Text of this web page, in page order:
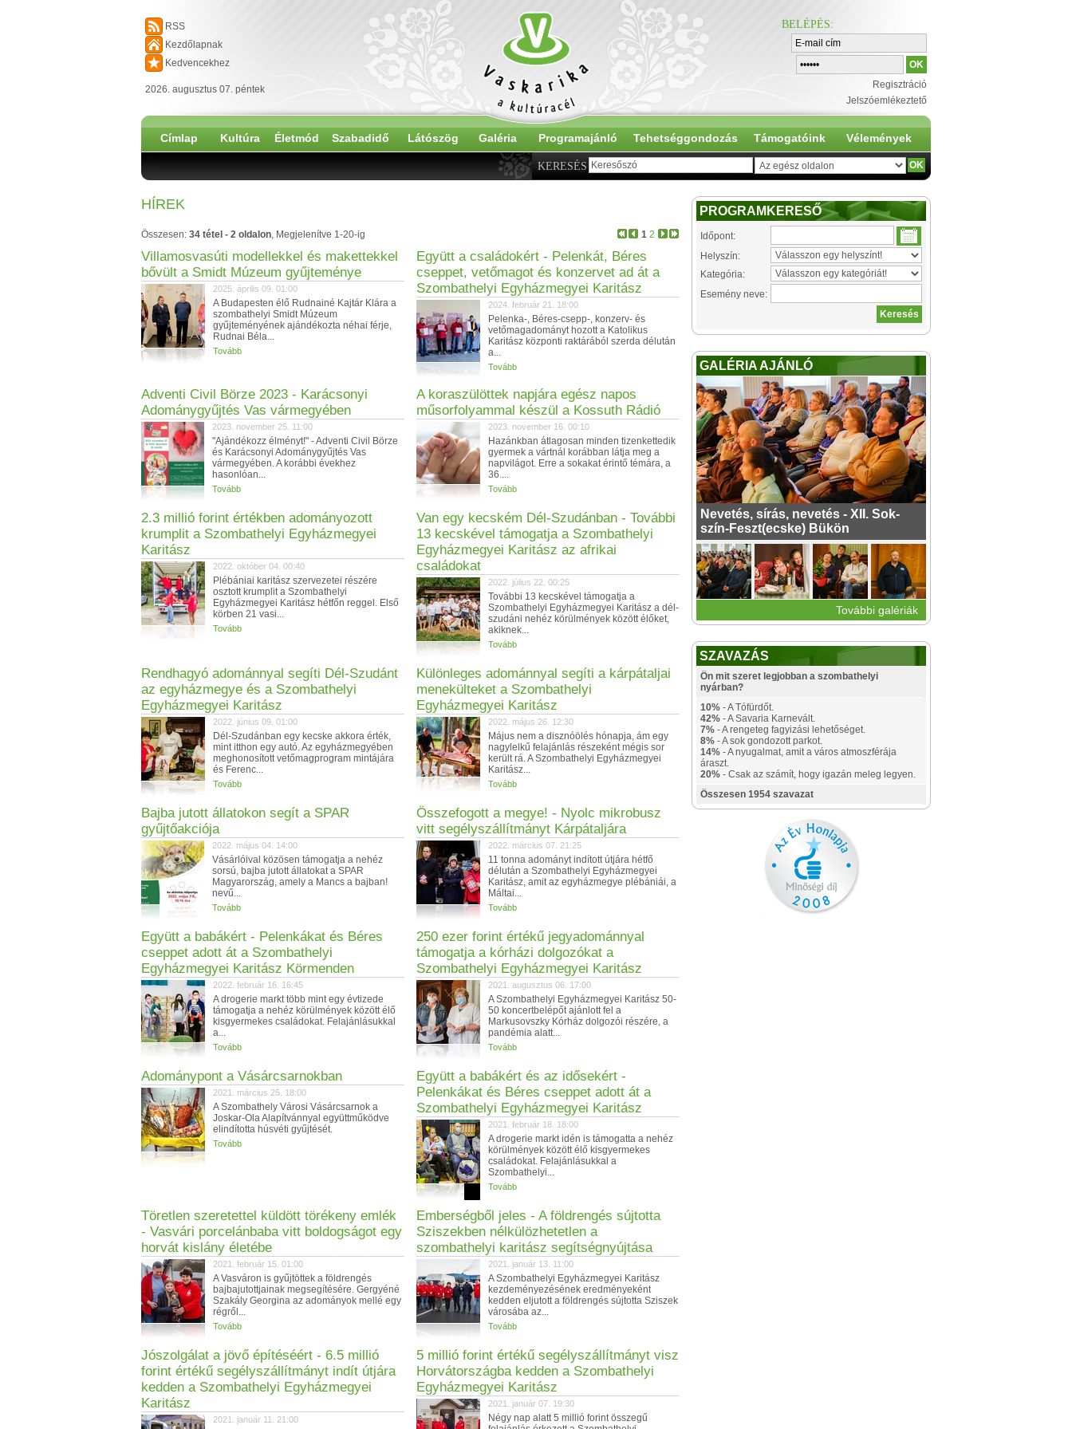
RSS
Kezdőlapnak
Kedvencekhez
2026. augusztus 07. péntek
BELÉPÉS:
Regisztráció
Jelszóemlékeztető
Címlap Kultúra Életmód Szabadidő Látószög Galéria Programajánló Tehetséggondozás Támogatóink Vélemények
KERESÉS
HÍREK
1 2
Összesen: 34 tétel - 2 oldalon, Megjelenítve 1-20-ig
Villamosvasúti modellekkel és makettekkel
bővült a Smidt Múzeum gyűjteménye
2025. április 09. 01:00
A Budapesten élő Rudnainé Kajtár Klára a
szombathelyi Smidt Múzeum
gyűjteményének ajándékozta néhai férje,
Rudnai Béla...
Tovább
Együtt a családokért - Pelenkát, Béres
cseppet, vetőmagot és konzervet ad át a
Szombathelyi Egyházmegyei Karitász
2024. február 21. 18:00
Pelenka-, Béres-csepp-, konzerv- és
vetőmagadományt hozott a Katolikus
Karitász központi raktárából szerda délután
a...
Tovább
Adventi Civil Börze 2023 - Karácsonyi
Adománygyűjtés Vas vármegyében
2023. november 25. 11:00
"Ajándékozz élményt!" - Adventi Civil Börze
és Karácsonyi Adománygyűjtés Vas
vármegyében. A korábbi évekhez
hasonlóan...
Tovább
A koraszülöttek napjára egész napos
műsorfolyammal készül a Kossuth Rádió
2023. november 16. 00:10
Hazánkban átlagosan minden tizenkettedik
gyermek a vártnál korábban látja meg a
napvilágot. Erre a sokakat érintő témára, a
36....
Tovább
2.3 millió forint értékben adományozott
krumplit a Szombathelyi Egyházmegyei
Karitász
2022. október 04. 00:40
Plébániai karitász szervezetei részére
osztott krumplit a Szombathelyi
Egyházmegyei Karitász hétfőn reggel. Első
körben 21 vasi...
Tovább
Van egy kecském Dél-Szudánban - További
13 kecskével támogatja a Szombathelyi
Egyházmegyei Karitász az afrikai
családokat
2022. július 22. 00:25
További 13 kecskével támogatja a
Szombathelyi Egyházmegyei Karitász a dél-
szudáni nehéz körülmények között élőket,
akiknek...
Tovább
Rendhagyó adománnyal segíti Dél-Szudánt
az egyházmegye és a Szombathelyi
Egyházmegyei Karitász
2022. június 09. 01:00
Dél-Szudánban egy kecske akkora érték,
mint itthon egy autó. Az egyházmegyében
meghonosított vetőmagprogram mintájára
és Ferenc...
Tovább
Különleges adománnyal segíti a kárpátaljai
menekülteket a Szombathelyi
Egyházmegyei Karitász
2022. május 26. 12:30
Május nem a disznóölés hónapja, ám egy
nagylelkű felajánlás részeként mégis sor
került rá. A Szombathelyi Egyházmegyei
Karitász...
Tovább
Bajba jutott állatokon segít a SPAR
gyűjtőakciója
2022. május 04. 14:00
Vásárlóival közösen támogatja a nehéz
sorsú, bajba jutott állatokat a SPAR
Magyarország, amely a Mancs a bajban!
nevű...
Tovább
Összefogott a megye! - Nyolc mikrobusz
vitt segélyszállítmányt Kárpátaljára
2022. március 07. 21:25
11 tonna adományt indított útjára hétfő
délután a Szombathelyi Egyházmegyei
Karitász, amit az egyházmegye plébániái, a
Máltai...
Tovább
Együtt a babákért - Pelenkákat és Béres
cseppet adott át a Szombathelyi
Egyházmegyei Karitász Körmenden
2022. február 16. 16:45
A drogerie markt több mint egy évtizede
támogatja a nehéz körülmények között élő
kisgyermekes családokat. Felajánlásukkal
a...
Tovább
250 ezer forint értékű jegyadománnyal
támogatja a kórházi dolgozókat a
Szombathelyi Egyházmegyei Karitász
2021. augusztus 06. 17:00
A Szombathelyi Egyházmegyei Karitász 50-
50 koncertbelépőt ajánlott fel a
Markusovszky Kórház dolgozói részére, a
pandémia alatt...
Tovább
Adománypont a Vásárcsarnokban
2021. március 25. 18:00
A Szombathely Városi Vásárcsarnok a
Joskar-Ola Alapítvánnyal együttműködve
elindította húsvéti gyűjtését.
Tovább
Együtt a babákért és az idősekért -
Pelenkákat és Béres cseppet adott át a
Szombathelyi Egyházmegyei Karitász
2021. február 18. 18:00
A drogerie markt idén is támogatta a nehéz
körülmények között élő kisgyermekes
családokat. Felajánlásukkal a
Szombathelyi...
Tovább
Töretlen szeretettel küldött törékeny emlék
- Vasvári porcelánbaba vitt boldogságot egy
horvát kislány életébe
2021. február 15. 01:00
A Vasváron is gyűjtöttek a földrengés
bajbajutottjainak megsegítésére. Gergyéné
Szakály Georgina az adományok mellé egy
régről...
Tovább
Emberségből jeles - A földrengés sújtotta
Sziszekben nélkülözhetetlen a
szombathelyi karitász segítségnyújtása
2021. január 13. 11:00
A Szombathelyi Egyházmegyei Karitász
kezdeményezésének eredményeként
kedden eljutott a földrengés sújtotta Sziszek
városába az...
Tovább
Jószolgálat a jövő építéséért - 6.5 millió
forint értékű segélyszállítmányt indít útjára
kedden a Szombathelyi Egyházmegyei
Karitász
2021. január 11. 21:00
5 millió forint értékű segélyszállítmányt visz
Horvátországba kedden a Szombathelyi
Egyházmegyei Karitász
2021. január 07. 19:30
Négy nap alatt 5 millió forint összegű
PROGRAMKERESŐ
Időpont:
Helyszín:
Kategória:
Esemény neve:
GALÉRIA AJÁNLÓ
Nevetés, sírás, nevetés - XII. Sok-
szín-Feszt(ecske) Bükön
További galériák
SZAVAZÁS
Ön mit szeret legjobban a szombathelyi
nyárban?
10% - A Tófürdőt.
42% - A Savaria Karnevált.
7% - A rengeteg fagyizási lehetőséget.
8% - A sok gondozott parkot.
14% - A nyugalmat, amit a város atmoszférája
áraszt.
20% - Csak az számít, hogy igazán meleg legyen.
Összesen 1954 szavazat